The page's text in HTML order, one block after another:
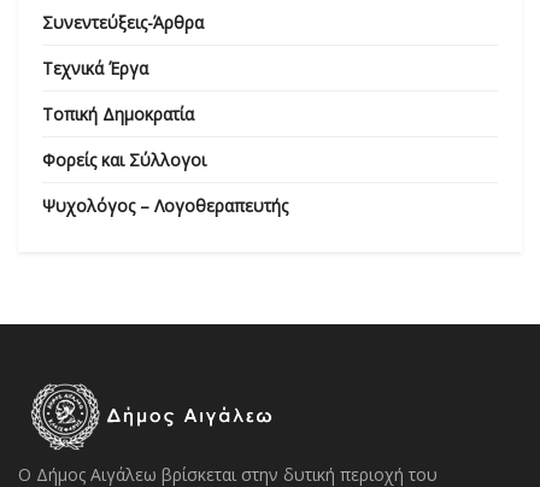
Συνεντεύξεις-Άρθρα
Τεχνικά Έργα
Τοπική Δημοκρατία
Φορείς και Σύλλογοι
Ψυχολόγος – Λογοθεραπευτής
Ο Δήμος Αιγάλεω βρίσκεται στην δυτική περιοχή του